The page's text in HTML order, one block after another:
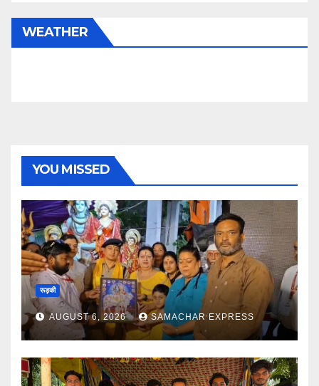
WEATHER
YOU MISSED
रूड़की
AUGUST 6, 2026 SAMACHAR EXPRESS